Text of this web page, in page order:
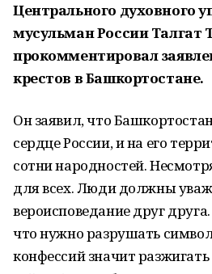
Центрального духовного
мусульман России Талгат
прокомментировал
крестов в Башкортостане.
Он заявил, что
сердце России, и на его
сотни народностей.
для всех. Люди должны
вероисповедание друг
что нужно разрушать
конфессий значит